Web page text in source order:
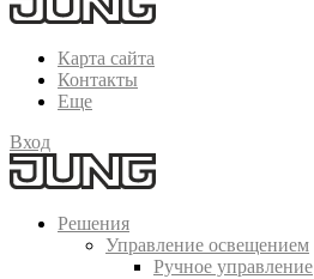
Карта сайта
Контакты
Еще
Вход
Решения
Управление освещением
Ручное управление